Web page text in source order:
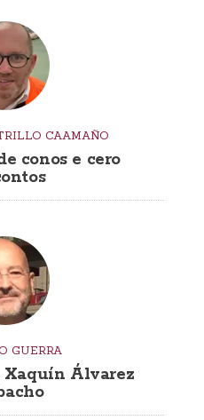
CAAMAÑO
conos e cero
GUERRA
Xaquín Álvarez